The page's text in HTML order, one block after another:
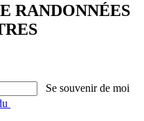
RANDONNÉES
Se souvenir de moi